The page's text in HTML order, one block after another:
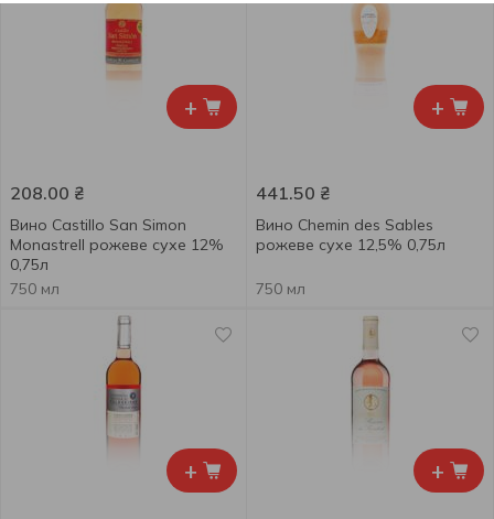
+
208.00 ₴
Вино Castillo San Simon
Monastrell рожеве сухе 12%
0,75л
750 мл
+
441.50 ₴
Вино Chemin des Sables
рожеве сухе 12,5% 0,75л
750 мл
+ +